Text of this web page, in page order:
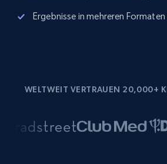
Ergebnisse in mehreren
WELTWEIT VERTRAUEN 20,000+